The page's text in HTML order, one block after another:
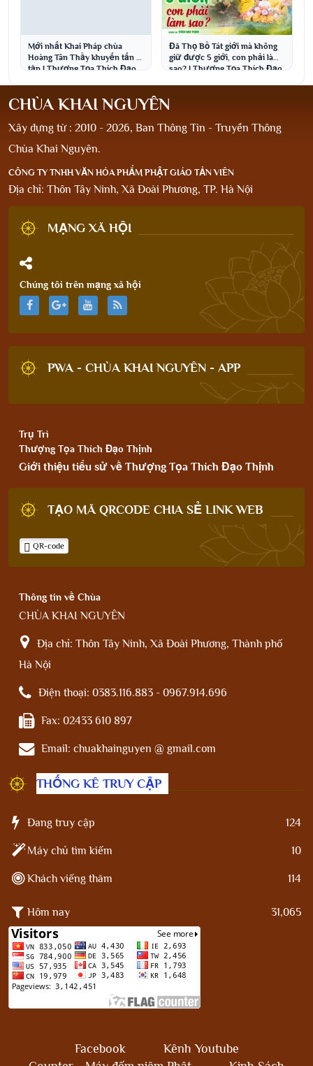
Mới nhất Khai Pháp chùa
Hoàng Tân Thầy khuyến tấn tu
tập | Thượng Tọa Thích Đạo
Đã Thọ Bồ Tát giới mà không
giữ được 5 giới, con phải làm
sao? | Thượng Tọa Thích Đạo
CHÙA KHAI NGUYÊN
Xây dựng từ : 2010 - 2026, Ban Thông Tin - Truyền Thông
Chùa Khai Nguyên.
CÔNG TY TNHH VĂN HÓA PHẨM PHẬT GIÁO TẢN VIÊN
Địa chỉ: Thôn Tây Ninh, Xã Đoài Phương, TP. Hà Nội
MẠNG XÃ HỘI
Chúng tôi trên mạng xã hội
PWA - CHÙA KHAI NGUYÊN - APP
Trụ Trì
Thượng Tọa Thích Đạo Thịnh
Giới thiệu tiểu sử về Thượng Tọa Thích Đạo Thịnh
TẠO MÃ QRCODE CHIA SẺ LINK WEB
QR-code
Thông tin về Chùa
CHÙA KHAI NGUYÊN
Địa chỉ: Thôn Tây Ninh, Xã Đoài Phương, Thành phố
Hà Nội
Điện thoại: 0383.116.883 - 0967.914.696
Fax: 02433 610 897
Email: chuakhainguyen @ gmail.com
THỐNG KÊ TRUY CẬP
Đang truy cập 124
Máy chủ tìm kiếm 10
Khách viếng thăm 114
Hôm nay 31,065
Facebook
Kênh Youtube